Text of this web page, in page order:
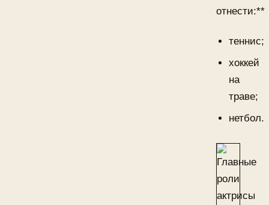
отнести:**
теннис;
хоккей
на
траве;
нетбол.